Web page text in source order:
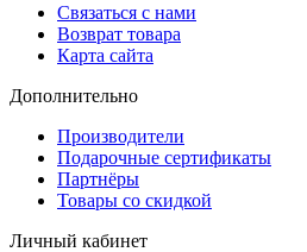
Связаться с нами
Возврат товара
Карта сайта
Дополнительно
Производители
Подарочные сертификаты
Партнёры
Товары со скидкой
Личный кабинет